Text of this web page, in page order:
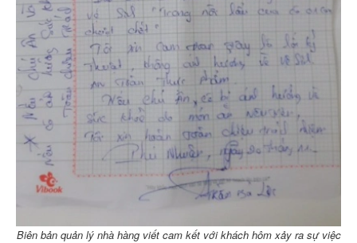
Biên bản quản lý nhà hàng viết cam kết với khách hôm xảy ra sự việc